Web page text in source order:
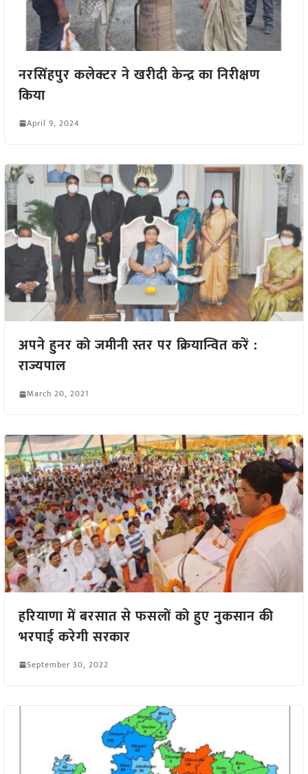
नरसिंहपुर कलेक्टर ने खरीदी केन्द्र का निरीक्षण
किया
April 9, 2024
अपने हुनर को जमीनी स्तर पर क्रियान्वित करें :
राज्यपाल
March 20, 2021
हरियाणा में बरसात से फसलों को हुए नुकसान की
भरपाई करेगी सरकार
September 30, 2022